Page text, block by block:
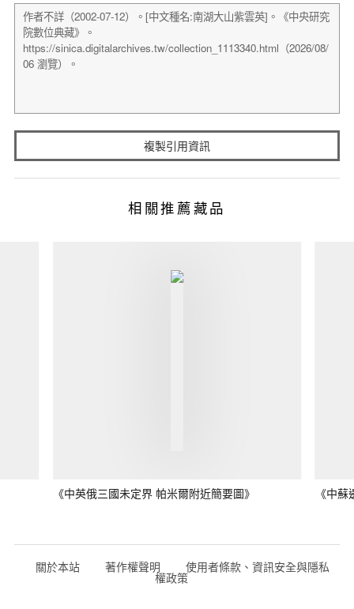
複製引用資訊
相關推薦藏品
《中英俄三國未定界 帕米爾附近簡要圖》 《中
關於本站 著作權聲明 使用者條款、資訊安全與隱私
權政策